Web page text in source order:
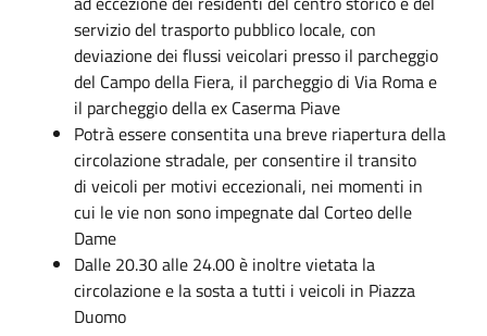
servizio del trasporto pubblico locale, con
deviazione dei flussi veicolari presso il parcheggio
del Campo della Fiera, il parcheggio di Via Roma e
il parcheggio della ex Caserma Piave
Potrà essere consentita una breve riapertura della
circolazione stradale, per consentire il transito
di veicoli per motivi eccezionali, nei momenti in
cui le vie non sono impegnate dal Corteo delle
Dame
Dalle 20.30 alle 24.00 è inoltre vietata la
circolazione e la sosta a tutti i veicoli in Piazza
Duomo